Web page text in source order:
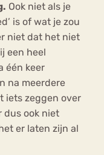
Ook niet als je
is of wat je zou
niet dat het niet
een heel
één keer
na meerdere
iets zeggen over
dus ook niet
er laten zijn al